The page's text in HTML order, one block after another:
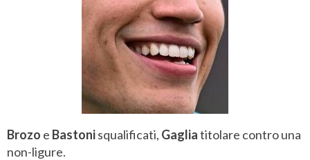
Brozo e Bastonisqualificati, Gagliatitolare contro una
non-ligure.